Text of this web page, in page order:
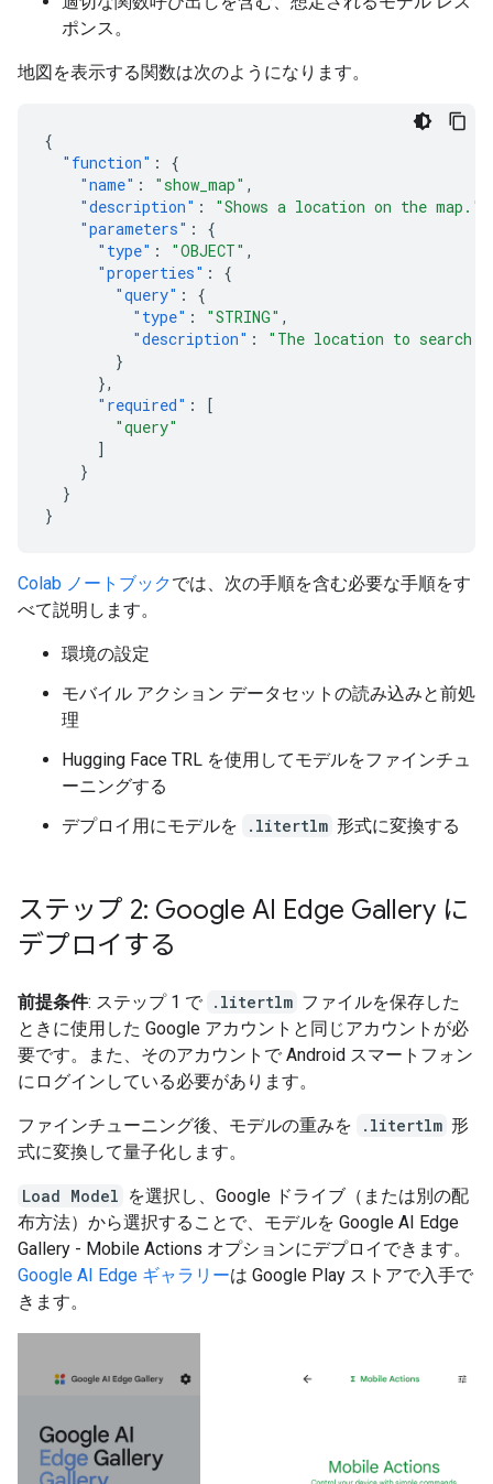
ポンス。
地図を表示する関数は次のようになります。
{
"function" :
{
"name" : "show_map" ,
"description" : "Shows a location on the map."
"parameters" :
{
"type" : "OBJECT" ,
"properties" :
{
"query" :
{
"type" : "STRING" ,
"description" :
"The location to search
}
},
"required" :
[
"query"
]
}
}
}
Colab ノートブックでは、次の手順を含む必要な手順をす
べて説明します。
環境の設定
モバイル アクション データセットの読み込みと前処
理
Hugging Face TRL を使用してモデルをファインチュ
ーニングする
デプロイ用にモデルを
.litertlm 形式に変換する
ステップ 2: Google AI Edge Gallery に
デプロイする
前提条件: ステップ 1 で .litertlm ファイルを保存した
ときに使用した Google アカウントと同じアカウントが必
要です。また、そのアカウントで Android スマートフォン
にログインしている必要があります。
ファインチューニング後、モデルの重みを .litertlm 形
式に変換して量子化します。
Load Model を選択し、Google ドライブ（または別の配
布方法）から選択することで、モデルを Google AI Edge
Gallery - Mobile Actions オプションにデプロイできます。
Google AI Edge ギャラリーは Google Play ストアで入手で
きます。